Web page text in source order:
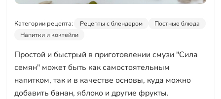
Категории рецепта: Рецепты с блендером
Постные блюда
Напитки и коктейли
Простой и быстрый в приготовлении смузи "Сила
семян" может быть как самостоятельным
напитком, так и в качестве основы, куда можно
добавить банан, яблоко и другие фрукты.